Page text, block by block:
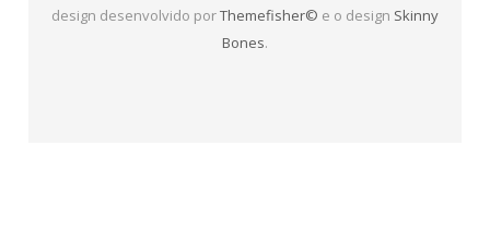
design desenvolvido porThemefisher© e o design Skinny
Bones.